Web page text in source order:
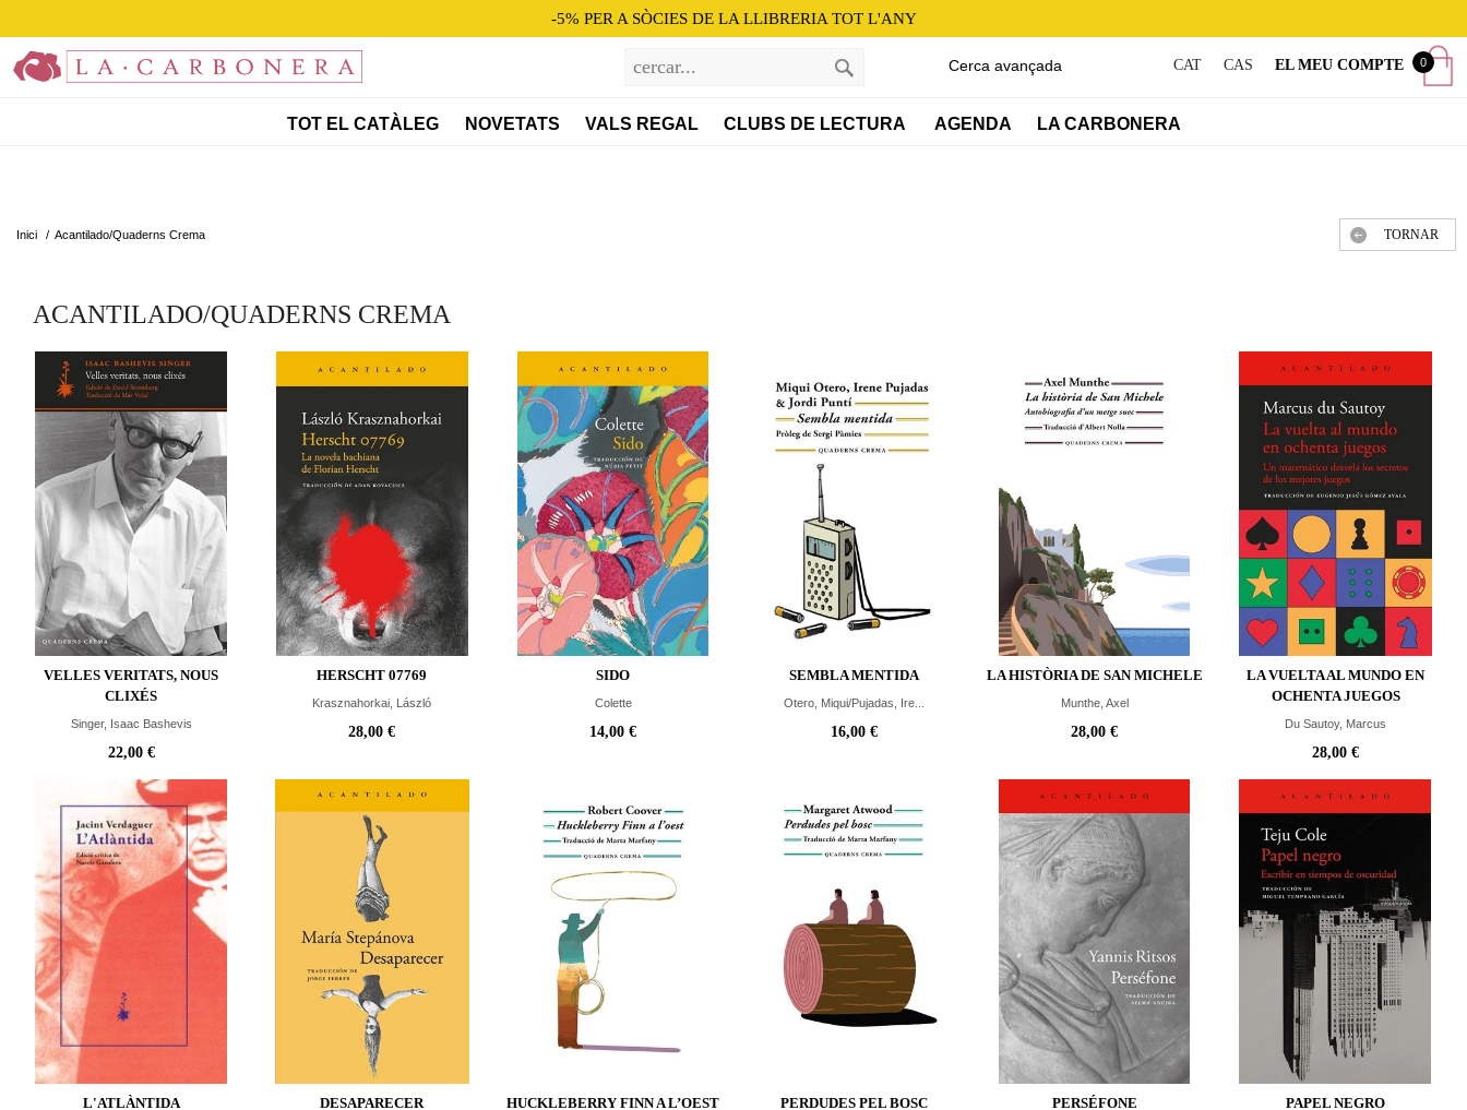
-5% PER A SÒCIES DE LA LLIBRERIA TOT L'ANY
CAT CAS EL MEU COMPTE 0
TOT EL CATÀLEG NOVETATS VALS REGAL CLUBS DE LECTURA AGENDA LA CARBONERA
Cerca avançada
Inici / Acantilado/Quaderns Crema TORNAR
ACANTILADO/QUADERNS CREMA
VELLES VERITATS, NOUS
CLIXÉS
Singer, Isaac Bashevis
22,00 €
HERSCHT 07769
Krasznahorkai, László
28,00 €
SIDO
Colette
14,00 €
SEMBLA MENTIDA
Otero, Miqui/Pujadas, Ire...
16,00 €
LA HISTÒRIA DE SAN MICHELE
Munthe, Axel
28,00 €
LA VUELTA AL MUNDO EN
OCHENTA JUEGOS
Du Sautoy, Marcus
28,00 €
L'ATLÀNTIDA DESAPARECER HUCKLEBERRY FINN A L’OEST PERDUDES PEL BOSC PERSÉFONE PAPEL NEGRO